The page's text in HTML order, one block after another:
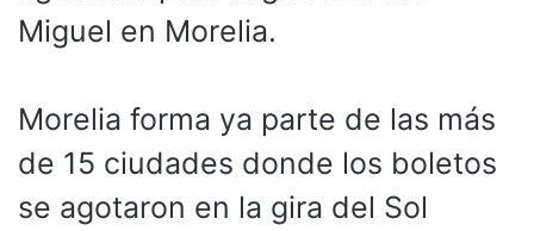
Miguel en Morelia.
Morelia forma ya parte de las más
de 15 ciudades donde los boletos
se agotaron en la gira del Sol